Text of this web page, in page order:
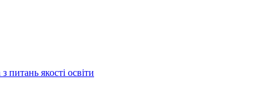
якості освіти